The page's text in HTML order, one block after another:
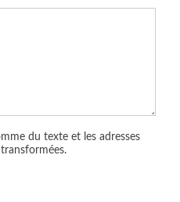
du texte et les adresses